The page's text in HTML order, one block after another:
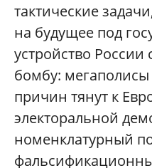
тактические
на будущее под
устройство России
бомбу:
причин тянут к
электоральной
номенклатурный